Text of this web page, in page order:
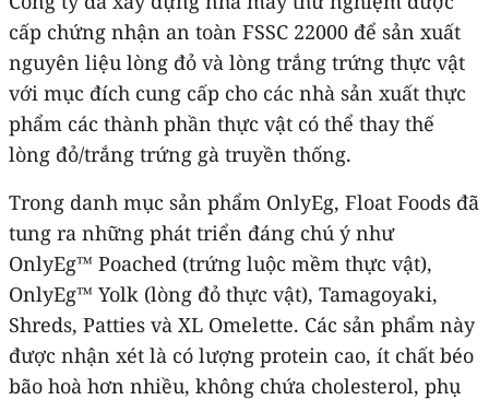
cấp chứng nhận an toàn FSSC 22000 để sản xuất
nguyên liệu lòng đỏ và lòng trắng trứng thực vật
với mục đích cung cấp cho các nhà sản xuất thực
phẩm các thành phần thực vật có thể thay thế
lòng đỏ/trắng trứng gà truyền thống.
Trong danh mục sản phẩm OnlyEg, Float Foods đã
tung ra những phát triển đáng chú ý như
OnlyEg™ Poached (trứng luộc mềm thực vật),
OnlyEg™ Yolk (lòng đỏ thực vật), Tamagoyaki,
Shreds, Patties và XL Omelette. Các sản phẩm này
được nhận xét là có lượng protein cao, ít chất béo
bão hoà hơn nhiều, không chứa cholesterol, phụ